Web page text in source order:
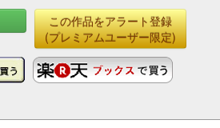
この作品をアラート登録
(プレミアムユーザー限定)